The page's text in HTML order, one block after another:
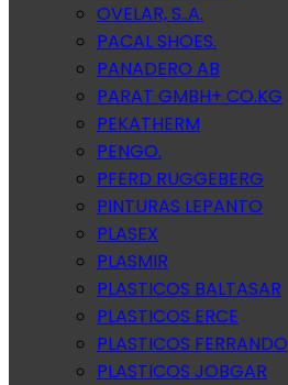
OVELAR, S..A.
PACAL SHOES.
PANADERO AB
PARAT GMBH+ CO.KG
PEKATHERM
PENGO.
PFERD RUGGEBERG
PINTURAS LEPANTO
PLASEX
PLASMIR
PLASTICOS BALTASAR
PLASTICOS ERCE
PLASTICOS FERRANDO
PLASTICOS JOBGAR